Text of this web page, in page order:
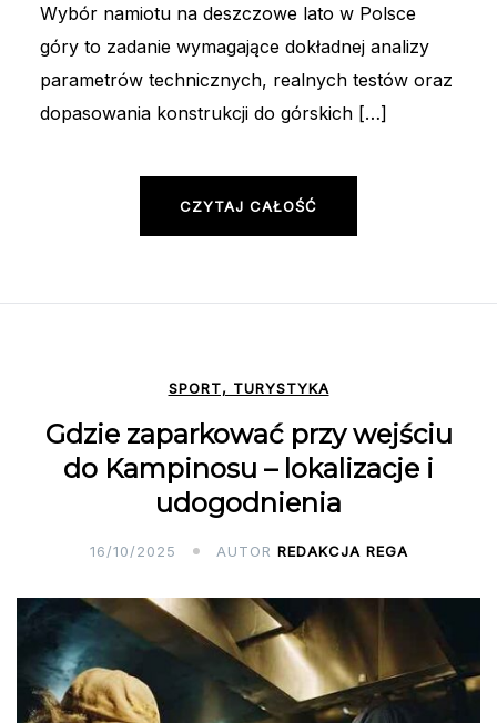
Wybór namiotu na deszczowe lato w Polsce
góry to zadanie wymagające dokładnej analizy
parametrów technicznych, realnych testów oraz
dopasowania konstrukcji do górskich […]
CZYTAJ CAŁOŚĆ
SPORT, TURYSTYKA
Gdzie zaparkować przy wejściu
do Kampinosu – lokalizacje i
udogodnienia
16/10/2025 AUTOR REDAKCJA REGA